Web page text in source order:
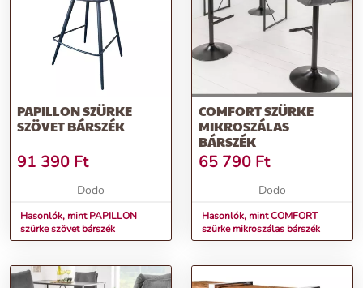
PAPILLON SZÜRKE
SZÖVET BÁRSZÉK
91 390 Ft
Dodo
Hasonlók, mint PAPILLON
szürke szövet bárszék
COMFORT SZÜRKE
MIKROSZÁLAS
BÁRSZÉK
65 790 Ft
Dodo
Hasonlók, mint COMFORT
szürke mikroszálas bárszék